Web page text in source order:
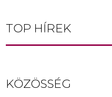
TOP HÍREK
KÖZÖSSÉG